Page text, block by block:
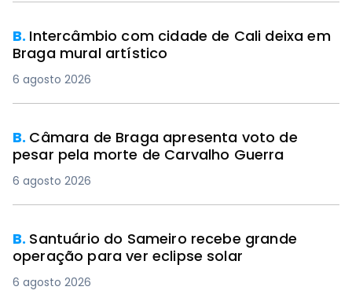
B. Intercâmbio com cidade de Cali deixa em
Braga mural artístico
6 agosto 2026
B. Câmara de Braga apresenta voto de
pesar pela morte de Carvalho Guerra
6 agosto 2026
B. Santuário do Sameiro recebe grande
operação para ver eclipse solar
6 agosto 2026